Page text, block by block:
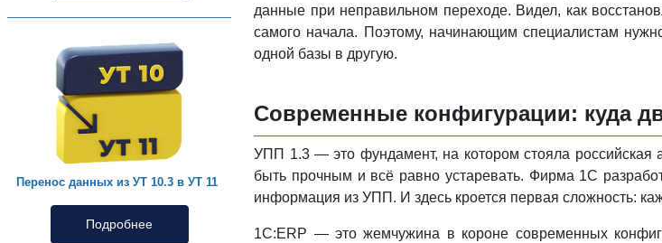
Перенос данных из УТ 10.3 в УТ 11
Подробнее
данные при неправильном переходе. Видел, как
самого начала. Поэтому, начинающим специалистам
одной базы в другую.
Современные конфигурации: куда
УПП 1.3 — это фундамент, на котором стояла российская
быть прочным и всё равно устаревать. Фирма 1С
информация из УПП. И здесь кроется первая сложность:
1С:ERP — это жемчужина в короне современных